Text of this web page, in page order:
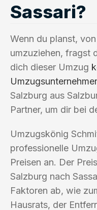
Sassari?
Wenn du planst,
umzuziehen, fragst
dich dieser Umzug
Salzburg aus
Partner, um dir bei
Umzugskönig
professionelle
Preisen an. Der
Salzburg nach
Faktoren ab, wie
Hausrats, der